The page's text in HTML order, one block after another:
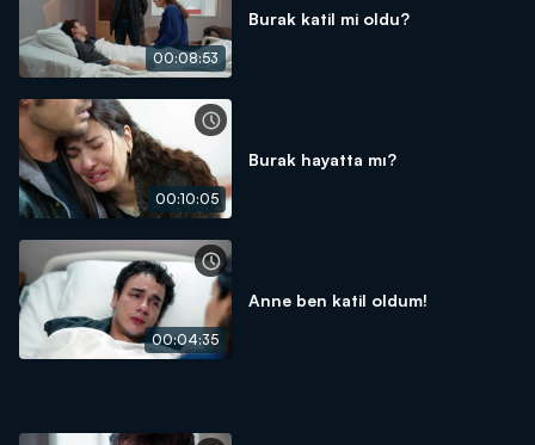
00:08:53
Burak katil mi oldu?
00:10:05
Burak hayatta mı?
00:04:35
Anne ben katil oldum!